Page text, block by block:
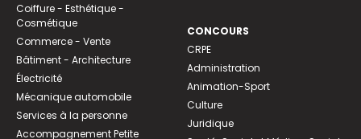
Coiffure - Esthétique -
Cosmétique
Commerce - Vente
Bâtiment - Architecture
Électricité
Mécanique automobile
Services à la personne
Accompagnement Petite
CONCOURS
CRPE
Administration
Animation-Sport
Culture
Juridique